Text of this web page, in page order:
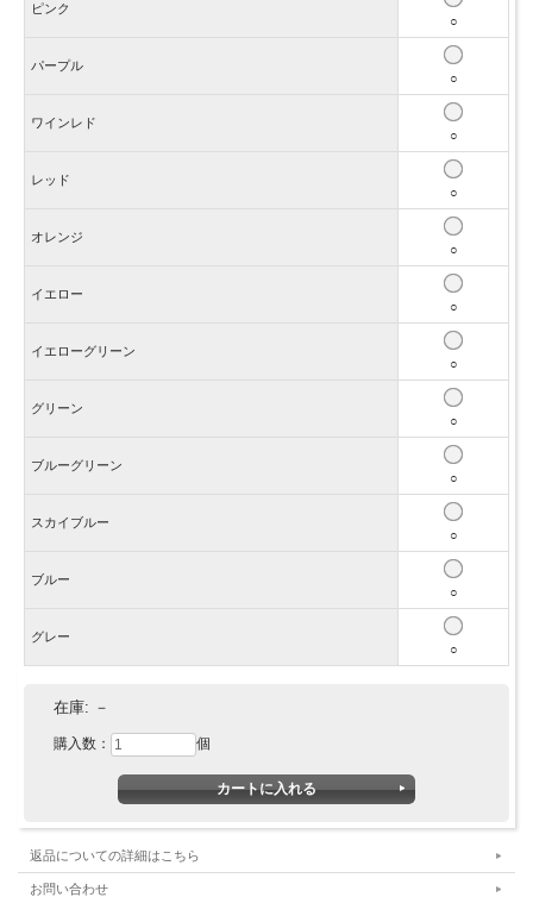
ピンク
○
パープル
○
ワインレド
○
レッド
○
オレンジ
○
イエロー
○
イエローグリーン
○
グリーン
○
ブルーグリーン
○
スカイブルー
○
ブルー
○
グレー
○
在庫: －
購入数： 個
返品についての詳細はこちら
お問い合わせ